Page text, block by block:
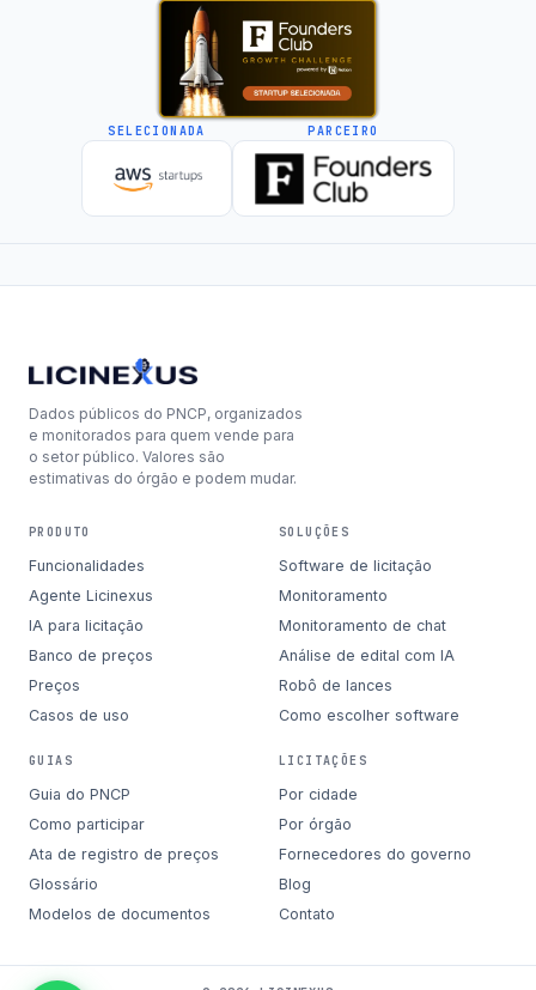
SELECIONADA PARCEIRO
Dados públicos do PNCP, organizados
e monitorados para quem vende para
o setor público. Valores são
estimativas do órgão e podem mudar.
PRODUTO
Funcionalidades
Agente Licinexus
IA para licitação
Banco de preços
Preços
Casos de uso
SOLUÇÕES
Software de licitação
Monitoramento
Monitoramento de chat
Análise de edital com IA
Robô de lances
Como escolher software
GUIAS
Guia do PNCP
Como participar
Ata de registro de preços
Glossário
Modelos de documentos
LICITAÇÕES
Por cidade
Por órgão
Fornecedores do governo
Blog
Contato